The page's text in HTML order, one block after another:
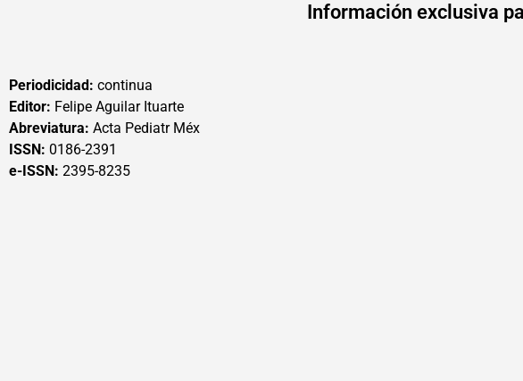
Información exclusiva
Periodicidad: continua
Editor: Felipe Aguilar Ituarte
Abreviatura: Acta Pediatr Méx
ISSN: 0186-2391
e-ISSN: 2395-8235